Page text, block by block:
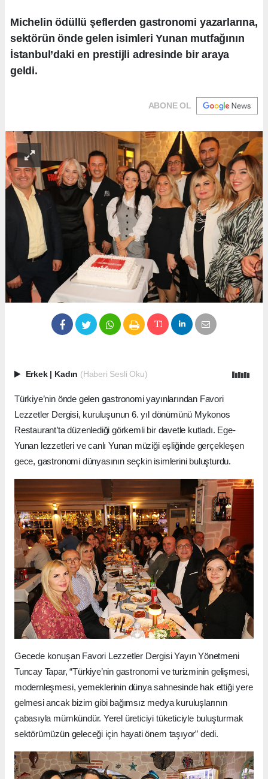
Michelin ödüllü şeflerden gastronomi yazarlarına,
sektörün önde gelen isimleri Yunan mutfağının
İstanbul’daki en prestijli adresinde bir araya
geldi.
ABONE OL
Erkek Kadın (Haberi Sesli Oku)
Türkiye’nin önde gelen gastronomi yayınlarından Favori
Lezzetler Dergisi, kuruluşunun 6. yıl dönümünü Mykonos
Restaurant’ta düzenlediği görkemli bir davetle kutladı. Ege-
Yunan lezzetleri ve canlı Yunan müziği eşliğinde gerçekleşen
gece, gastronomi dünyasının seçkin isimlerini buluşturdu.
Gecede konuşan Favori Lezzetler Dergisi Yayın Yönetmeni
Tuncay Tapar, “Türkiye’nin gastronomi ve turizminin gelişmesi,
modernleşmesi, yemeklerinin dünya sahnesinde hak ettiği yere
gelmesi ancak bizim gibi bağımsız medya kuruluşlarının
çabasıyla mümkündür. Yerel üreticiyi tüketiciyle buluşturmak
sektörümüzün geleceği için hayati önem taşıyor” dedi.